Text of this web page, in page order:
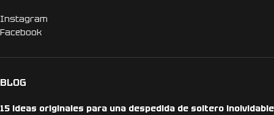
Instagram
Facebook
BLOG
15 ideas originales para una despedida de soltero inolvidable